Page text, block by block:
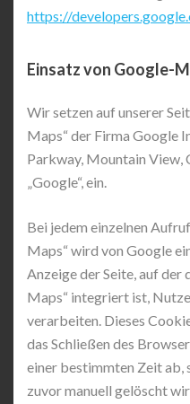
https://
Einsatz von Google-
Wir setzen auf unserer
Maps“ der Firma Google
Parkway, Mountain View,
„Google“, ein.
Bei jedem einzelnen
Maps“ wird von Google
Anzeige der Seite, auf der
Maps“ integriert ist,
verarbeiten. Dieses
das Schließen des
einer bestimmten Zeit ab,
zuvor manuell gelöscht